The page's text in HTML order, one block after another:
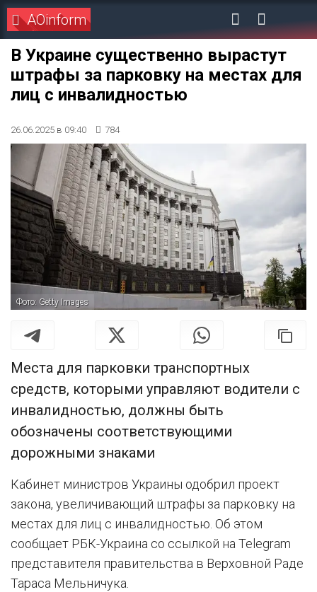
AOinform
В Украине существенно вырастут
штрафы за парковку на местах для
лиц с инвалидностью
26.06.2025 в 09:40 784
Фото: Getty Images
Места для парковки транспортных
средств, которыми управляют водители с
инвалидностью, должны быть
обозначены соответствующими
дорожными знаками
Кабинет министров Украины одобрил проект
закона, увеличивающий штрафы за парковку на
местах для лиц с инвалидностью. Об этом
сообщает РБК-Украина со ссылкой на Telegram
представителя правительства в Верховной Раде
Тараса Мельничука.